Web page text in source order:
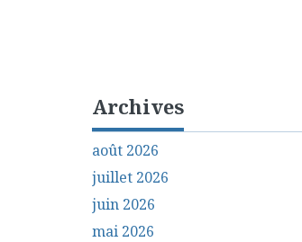
Archives
août 2026
juillet 2026
juin 2026
mai 2026